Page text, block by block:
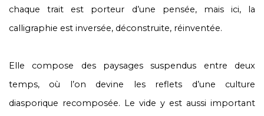
chaque trait est porteur d’une pensée, mais ici, la
calligraphie est inversée, déconstruite, réinventée.
Elle compose des paysages suspendus entre deux
temps, où l’on devine les reflets d’une culture
diasporique recomposée. Le vide y est aussi important